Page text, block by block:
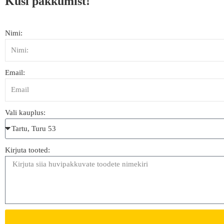
Nimi:
Email:
Vali kauplus:
Kirjuta tooted: